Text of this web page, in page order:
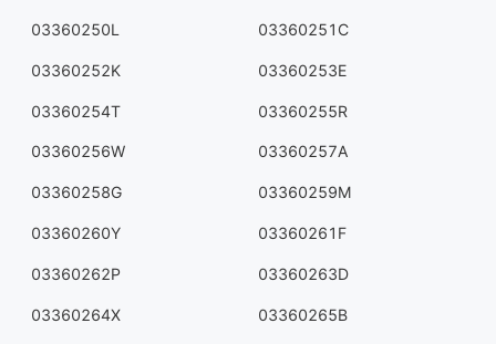
03360250L 03360251C
03360252K 03360253E
03360254T 03360255R
03360256W 03360257A
03360258G 03360259M
03360260Y 03360261F
03360262P 03360263D
03360264X 03360265B